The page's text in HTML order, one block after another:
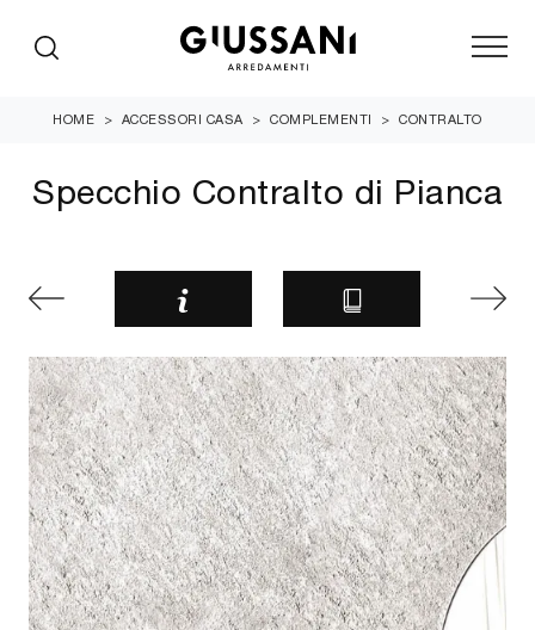
HOME > ACCESSORI CASA > COMPLEMENTI > CONTRALTO
Specchio Contralto di Pianca